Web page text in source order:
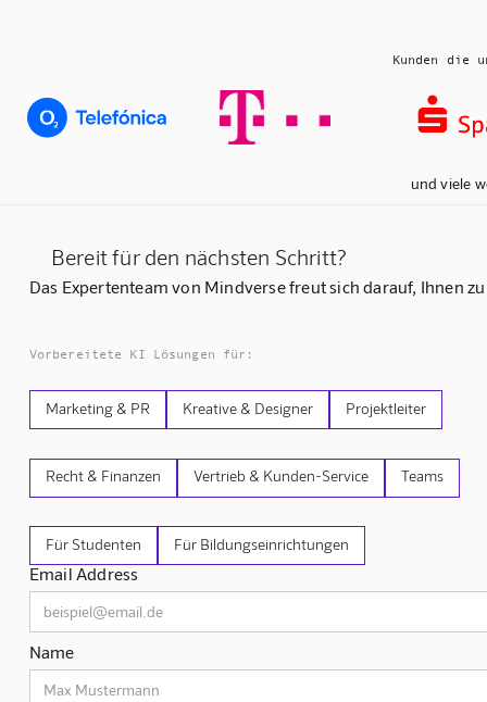
Kunden die
und viele
Bereit für den nächsten Schritt?
Das Expertenteam von Mindverse freut sich darauf, Ihnen
Vorbereitete KI Lösungen für:
Marketing & PR Kreative & Designer Projektleiter
Recht & Finanzen Vertrieb & Kunden-Service Teams
Für Studenten Für Bildungseinrichtungen
Email Address
Name